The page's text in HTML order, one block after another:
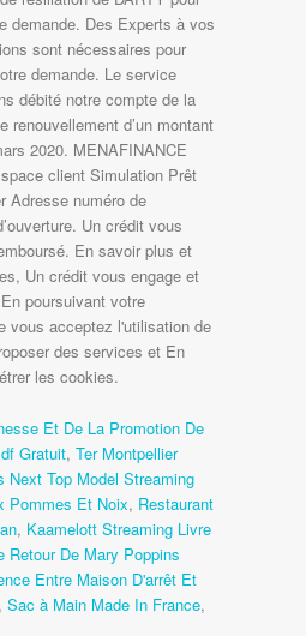
Et De La Promotion De
Gratuit, Ter Montpellier
Next Top Model Streaming
Pommes Et Noix, Restaurant
, Kaamelott Streaming Livre
Retour De Mary Poppins
Entre Maison D'arrêt Et
Sac à Main Made In France,